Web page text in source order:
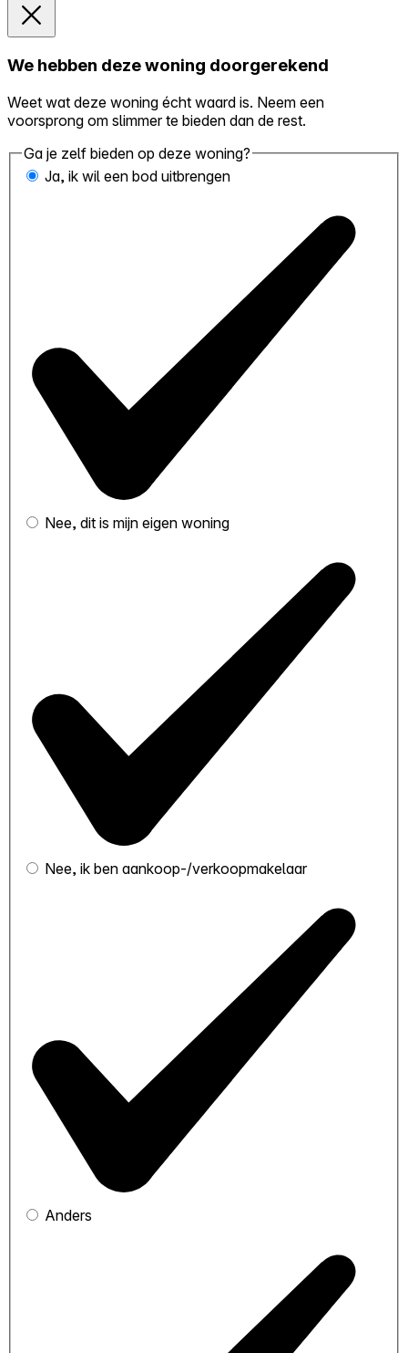
We hebben deze woning doorgerekend
Weet wat deze woning écht waard is. Neem een
voorsprong om slimmer te bieden dan de rest.
Ga je zelf bieden op deze woning?
Ja, ik wil een bod uitbrengen
Nee, dit is mijn eigen woning
Nee, ik ben aankoop-/verkoopmakelaar
Anders